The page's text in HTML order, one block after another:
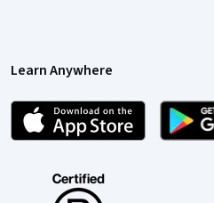
Learn Anywhere